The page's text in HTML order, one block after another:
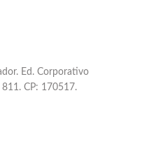
Ed. Corporativo
CP: 170517.